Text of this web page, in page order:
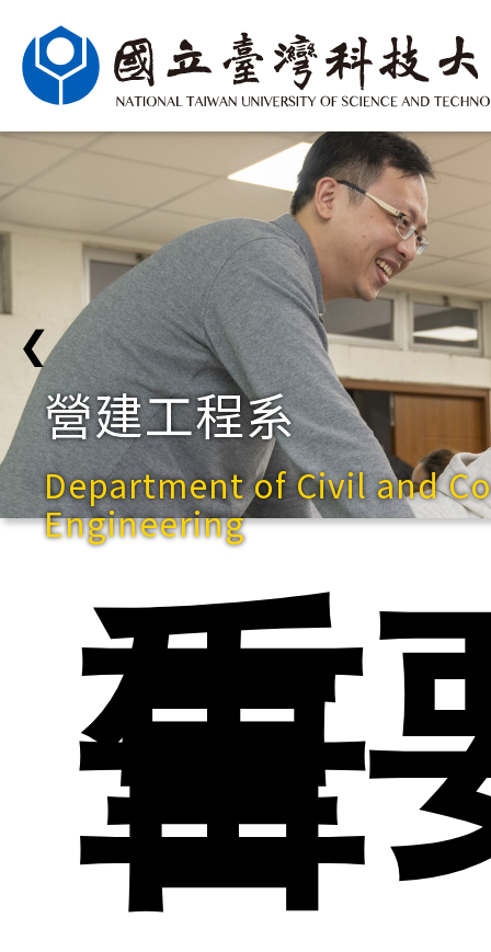
營建工程系
Department of Civil and
Engineering
❮
重
告